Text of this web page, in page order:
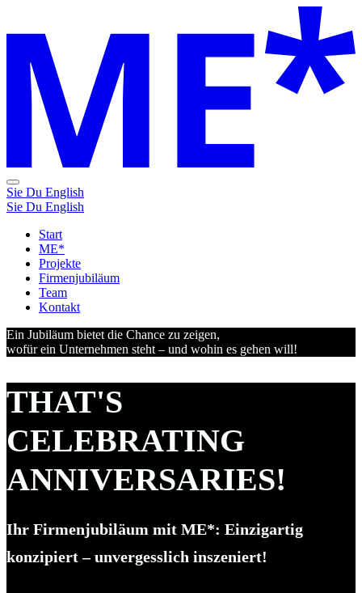
Sie Du English
Sie Du English
Start
ME*
Projekte
Firmenjubiläum
Team
Kontakt
Ein Jubiläum bietet die Chance zu zeigen,
wofür ein Unternehmen steht – und wohin es gehen will!
THAT'S
CELEBRATING
ANNIVERSARIES!
Ihr Firmenjubiläum mit ME*: Einzigartig
konzipiert – unvergesslich inszeniert!